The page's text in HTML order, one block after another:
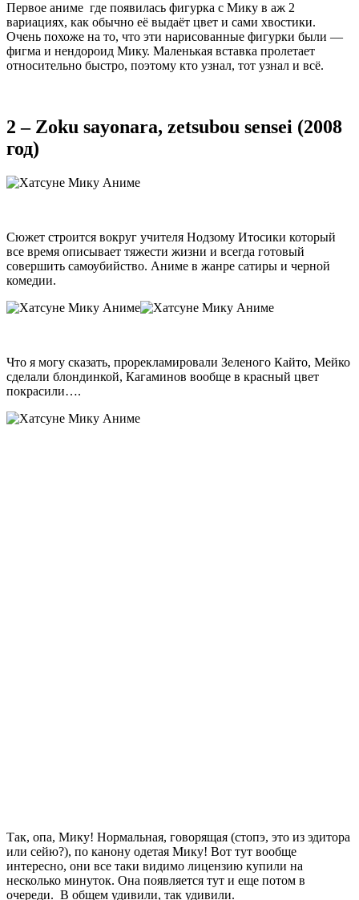
Первое аниме где появилась фигурка с Мику в аж 2
вариациях, как обычно её выдаёт цвет и сами хвостики.
Очень похоже на то, что эти нарисованные фигурки были —
фигма и нендороид Мику. Маленькая вставка пролетает
относительно быстро, поэтому кто узнал, тот узнал и всё.
2 – Zoku sayonara, zetsubou sensei (2008
год)
Сюжет строится вокруг учителя Нодзому Итосики который
все время описывает тяжести жизни и всегда готовый
совершить самоубийство. Аниме в жанре сатиры и черной
комедии.
Что я могу сказать, прорекламировали Зеленого Кайто, Мейко
сделали блондинкой, Кагаминов вообще в красный цвет
покрасили….
Так, опа, Мику! Нормальная, говорящая (стопэ, это из эдитора
или сейю?), по канону одетая Мику! Вот тут вообще
интересно, они все таки видимо лицензию купили на
несколько минуток. Она появляется тут и еще потом в
очереди. В общем удивили, так удивили.